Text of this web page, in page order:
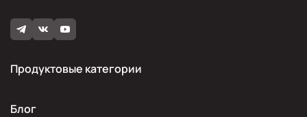
Продуктовые категории
Блог